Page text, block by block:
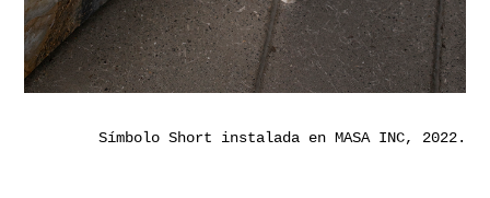
Símbolo Short instalada en MASA INC, 2022.